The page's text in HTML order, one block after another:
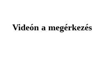
Videón a megérkezés